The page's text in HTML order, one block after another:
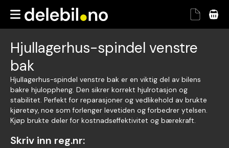
Hjullagerhus-spindel venstre
bak
Hjullagerhus-spindel venstre bak er en viktig del av bilens
bakre hjuloppheng. Den sikrer korrekt hjulrotasjon og
stabilitet. Perfekt for reparasjoner og vedlikehold av brukte
kjøretøy, noe som forlenger levetiden og forbedrer ytelsen.
Kjøp brukte deler for kostnadseffektivitet og bærekraft.
Skriv inn reg.nr: